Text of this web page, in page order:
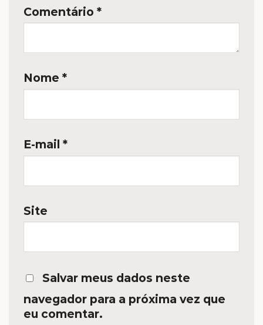
Comentário *
Nome *
E-mail *
Site
Salvar meus dados neste
navegador para a próxima vez que
eu comentar.